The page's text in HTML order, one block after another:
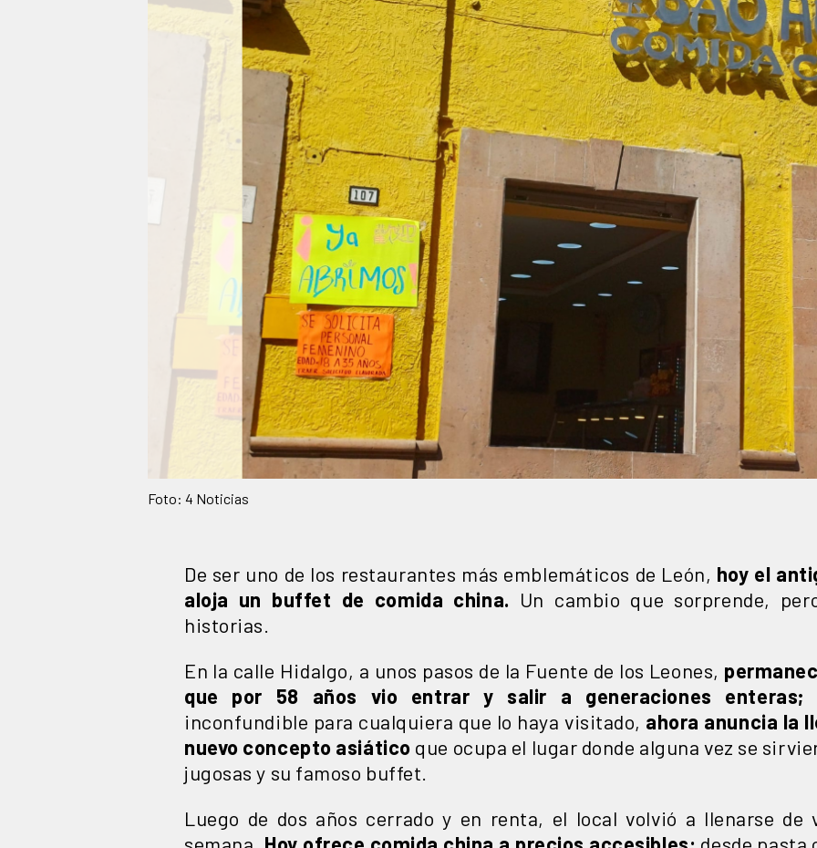
Foto: 4 Noticias
De ser uno de los restaurantes más emblemáticos de León, hoy el
aloja un buffet de comida china. Un cambio que sorprende,
historias.
En la calle Hidalgo, a unos pasos de la Fuente de los Leones,
que por 58 años vio entrar y salir a generaciones enteras;
inconfundible para cualquiera que lo haya visitado, ahora anuncia la
nuevo concepto asiático que ocupa el lugar donde alguna vez se
jugosas y su famoso buffet.
Luego de dos años cerrado y en renta, el local volvió a llenarse de
semana. Hoy ofrece comida china a precios accesibles: desde pasta